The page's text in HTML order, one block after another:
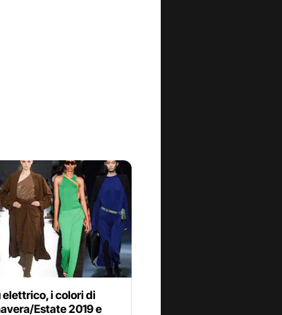
elettrico, i colori di
Estate 2019 e